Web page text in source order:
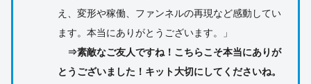
え、変形や稼働、ファンネルの再現など感動してい
ます。本当にありがとうございます。」
⇒素敵なご友人ですね！こちらこそ本当にありが
とうございました！キット大切にしてくださいね。